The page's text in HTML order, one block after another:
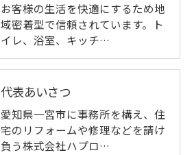
お客様の生活を快適にするため地
域密着型で信頼されています。ト
イレ、浴室、キッチ…
代表あいさつ
愛知県一宮市に事務所を構え、住
宅のリフォームや修理などを請け
負う株式会社ハプロ…